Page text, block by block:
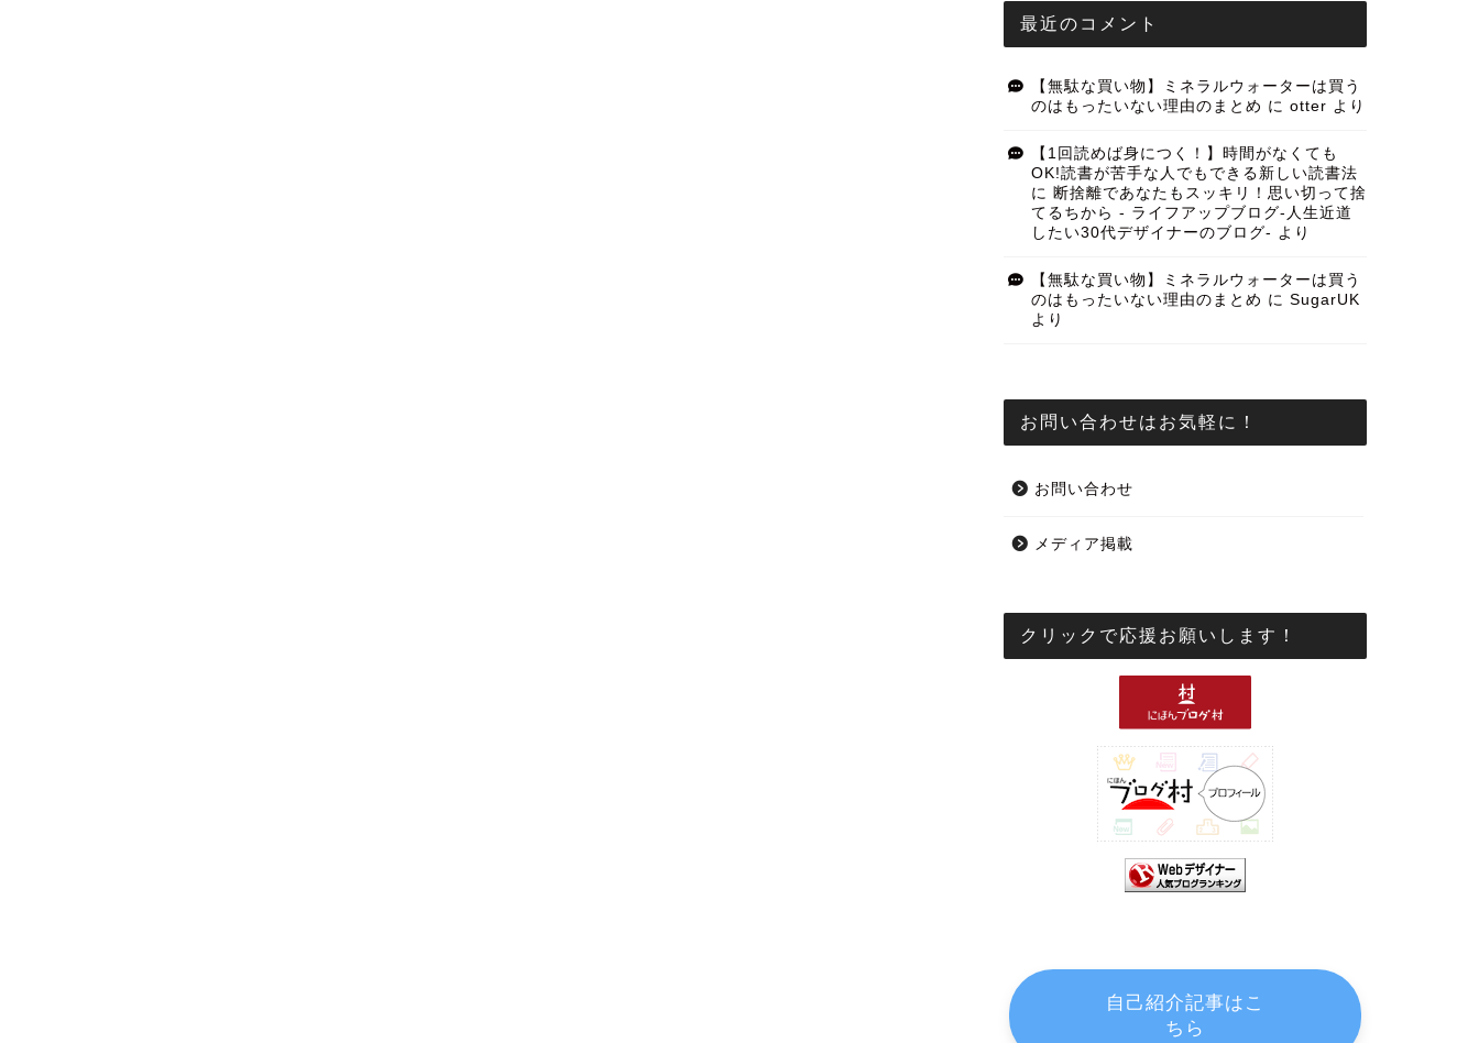
最近のコメント
【無駄な買い物】ミネラルウォーターは買う
のはもったいない理由のまとめ に otter より
【1回読めば身につく！】時間がなくても
OK!読書が苦手な人でもできる新しい読書法
に 断捨離であなたもスッキリ！思い切って捨
てるちから - ライフアップブログ-人生近道
したい30代デザイナーのブログ- より
【無駄な買い物】ミネラルウォーターは買う
のはもったいない理由のまとめ に SugarUK
より
お問い合わせはお気軽に！
お問い合わせ
メディア掲載
クリックで応援お願いします！
自己紹介記事はこ
ちら